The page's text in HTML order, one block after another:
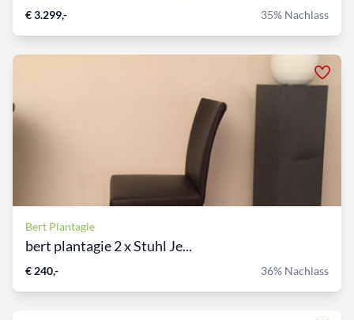
€ 3.299,- 35% Nachlass
Bert Plantagie
bert plantagie 2 x Stuhl Je...
€ 240,- 36% Nachlass